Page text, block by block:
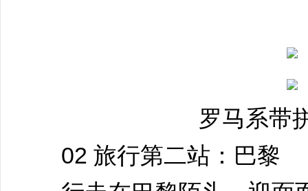
罗马系带
02 旅行第二站：巴黎